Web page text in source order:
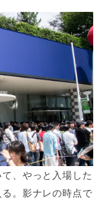
、やっと入場した
。影ナレの時点で